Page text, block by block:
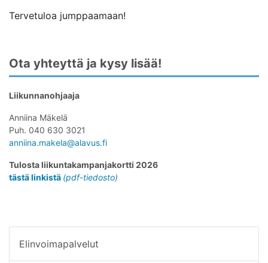
Tervetuloa jumppaamaan!
Ota yhteyttä ja kysy lisää!
Liikunnanohjaaja
Anniina Mäkelä
Puh. 040 630 3021
anniina.makela@alavus.fi
Tulosta liikuntakampanjakortti 2026
tästä linkistä (pdf-tiedosto)
Elinvoimapalvelut